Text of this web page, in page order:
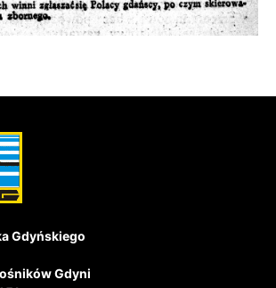
Gdyńskiego
Gdyni